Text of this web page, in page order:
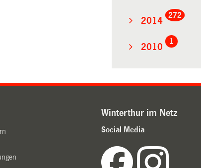
2014
272
2010
1
Winterthur im Netz
Social Media